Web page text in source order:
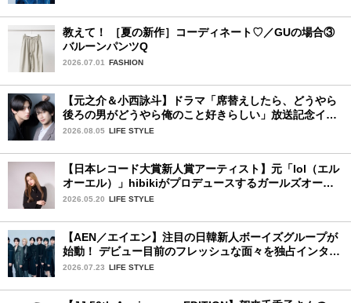
教えて！ ［夏の新作］コーディネート♡／GUの場合③
バルーンパンツQ
2026.07.01 FASHION
【元之介＆小西詠斗】ドラマ「席替えしたら、どうやら
後ろの男がどうやら俺のこと好きらしい」放送記念イン
タビュー♡ 「自然と詠斗くんが可愛く見えたんです」
2026.08.05 LIFE STYLE
【日本レコード大賞新人賞アーティスト】元「lol（エル
オーエル）」hibikiがプロデュースするガールズオーデ
ィションが始動！ 応募は5月31日（日）まで
2026.05.20 LIFE STYLE
【AEN／エイエン】注目の日韓新人ボーイズグループが
始動！ デビュー目前のフレッシュな面々を独占インタビ
ュー。7人の魅力に迫ります♪
2026.07.23 LIFE STYLE